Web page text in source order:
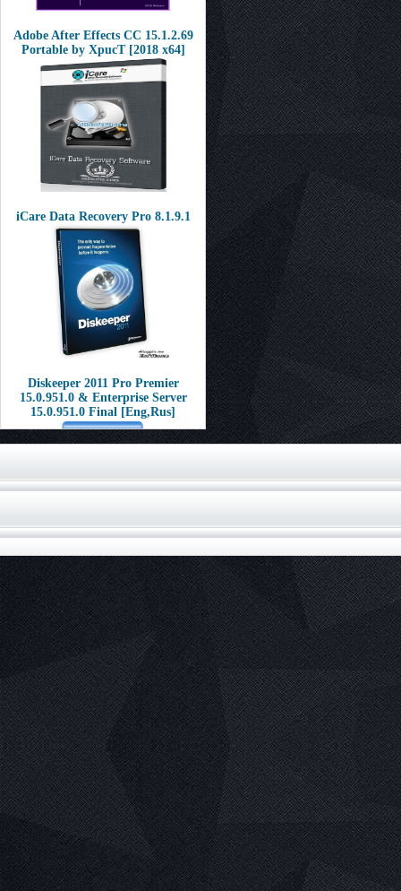
Adobe After Effects CC 15.1.2.69
Portable by XpucT [2018 x64]
iCare Data Recovery Pro 8.1.9.1
Diskeeper 2011 Pro Premier
15.0.951.0 & Enterprise Server
15.0.951.0 Final [Eng,Rus]